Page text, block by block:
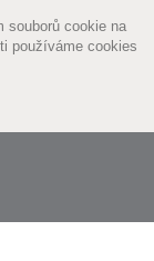
souborů cookie na
používáme cookies